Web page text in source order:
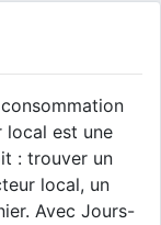
local est une
: trouver un
local, un
Avec Jours-